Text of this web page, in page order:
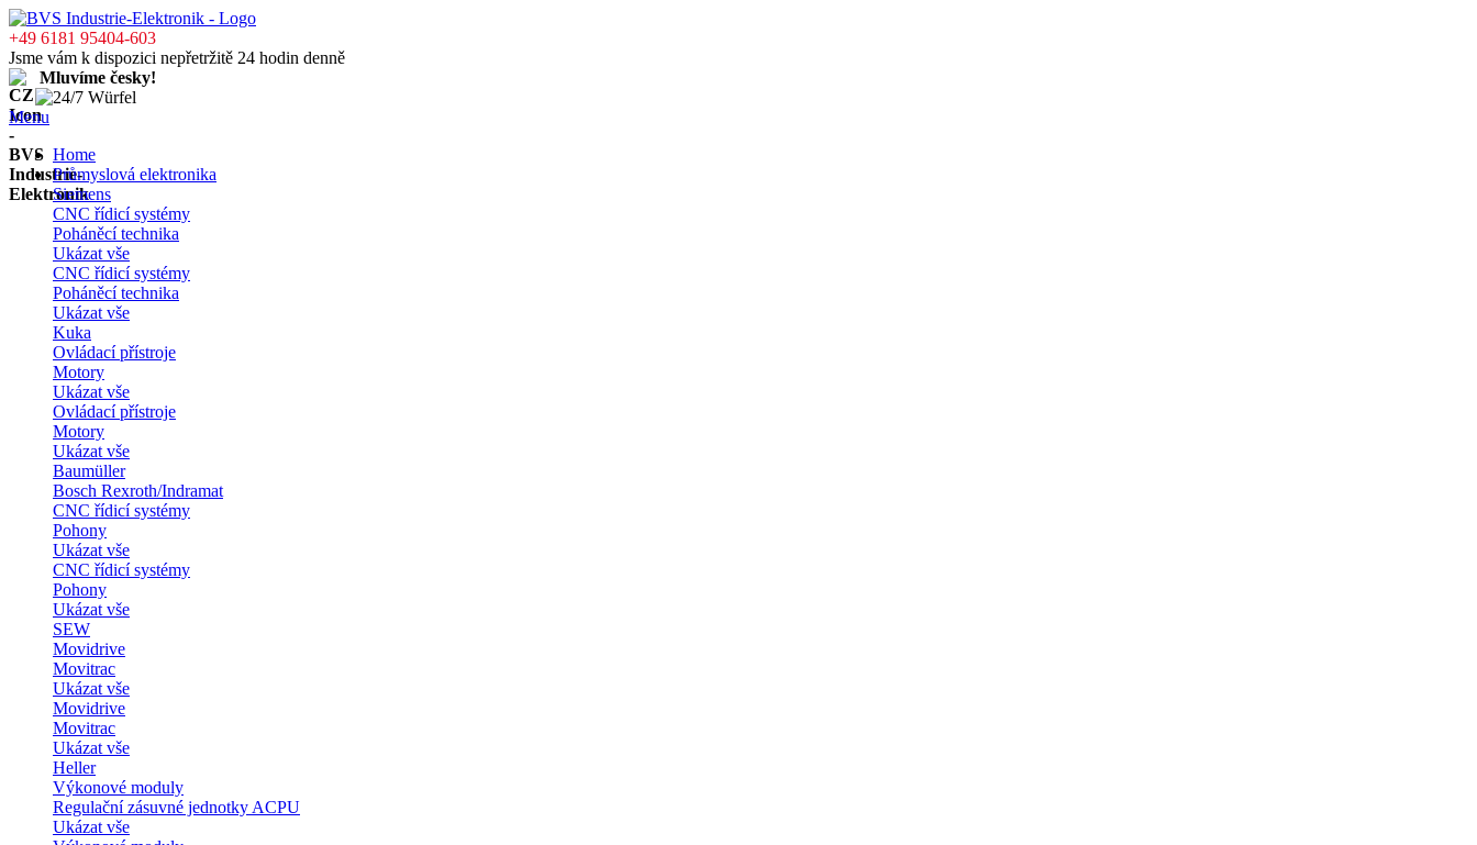
+49 6181 95404-603
Jsme vám k dispozici nepřetržitě 24 hodin denně
Mluvíme česky!
Menu
Home
Průmyslová elektronika
Siemens
CNC řídicí systémy
Poháněcí technika
Ukázat vše
CNC řídicí systémy
Poháněcí technika
Ukázat vše
Kuka
Ovládací přístroje
Motory
Ukázat vše
Ovládací přístroje
Motory
Ukázat vše
Baumüller
Bosch Rexroth/Indramat
CNC řídicí systémy
Pohony
Ukázat vše
CNC řídicí systémy
Pohony
Ukázat vše
SEW
Movidrive
Movitrac
Ukázat vše
Movidrive
Movitrac
Ukázat vše
Heller
Výkonové moduly
Regulační zásuvné jednotky ACPU
Ukázat vše